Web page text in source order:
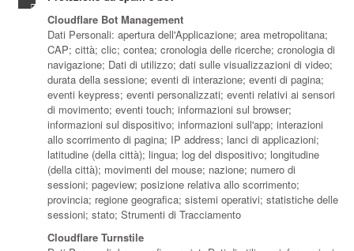
Cloudflare Bot Management
Dati Personali: apertura dell'Applicazione; area metropolitana;
CAP; città; clic; contea; cronologia delle ricerche; cronologia di
navigazione; Dati di utilizzo; dati sulle visualizzazioni di video;
durata della sessione; eventi di interazione; eventi di pagina;
eventi keypress; eventi personalizzati; eventi relativi ai sensori
di movimento; eventi touch; informazioni sul browser;
informazioni sul dispositivo; informazioni sull'app; interazioni
allo scorrimento di pagina; IP address; lanci di applicazioni;
latitudine (della città); lingua; log del dispositivo; longitudine
(della città); movimenti del mouse; nazione; numero di
sessioni; pageview; posizione relativa allo scorrimento;
provincia; regione geografica; sistemi operativi; statistiche delle
sessioni; stato; Strumenti di Tracciamento
Cloudflare Turnstile